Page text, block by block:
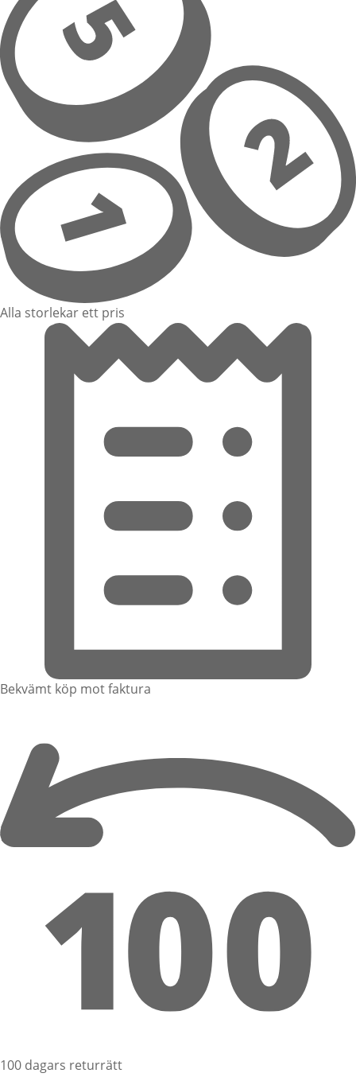
Alla storlekar ett pris
Bekvämt köp mot faktura
100 dagars returrätt